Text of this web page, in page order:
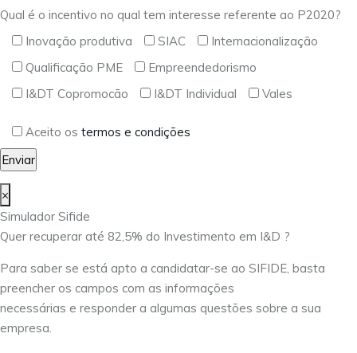
Qual é o incentivo no qual tem interesse referente ao P2020?
Inovação produtiva
SIAC
Internacionalização
Qualificação PME
Empreendedorismo
I&DT Copromocão
I&DT Individual Vales
Aceito os termos e condições
×
Simulador Sifide
Quer recuperar até 82,5% do Investimento em I&D ?
Para saber se está apto a candidatar-se ao SIFIDE, basta
preencher os campos com as informações
necessárias e responder a algumas questões sobre a sua
empresa.